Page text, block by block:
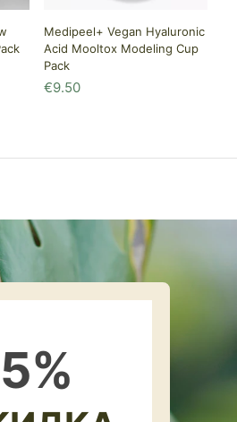
Medipeel+ Vegan Hyaluronic
Acid Mooltox Modeling Cup
Pack
€9.50
5%